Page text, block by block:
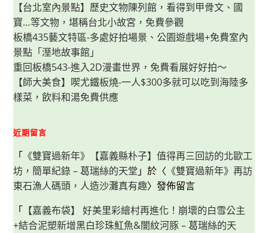
【台北室內景點】歷史文物陳列館，看得到甲骨文、國
寶…等文物，堪稱台北小故宮，免費參觀
板橋435藝文特區-多處好拍場景、公園遊戲場+免費室內
景點「溼地故事館」
重回板橋543-進入2D漫畫世界，免費看展好好拍～
【師大美食】喫尤鐵板燒-一人$300多就可以吃到海陸多
樣菜，飲料和湯免費供應
近期留言
「 《雙寶過新年》【嘉義縣朴子】值得再三回訪的北歐工
坊，簡單紀錄 – 葛瑞絲的天堂 」於〈 《雙寶過新年》再訪
東石漁人碼頭，人造沙灘真有趣〉發佈留言
「 【嘉義布袋】 好美里彩繪村再進化！崩壞的白雪公主
+結合泥塑新增黑白珍珠魟魚&闇紋河豚 – 葛瑞絲的天